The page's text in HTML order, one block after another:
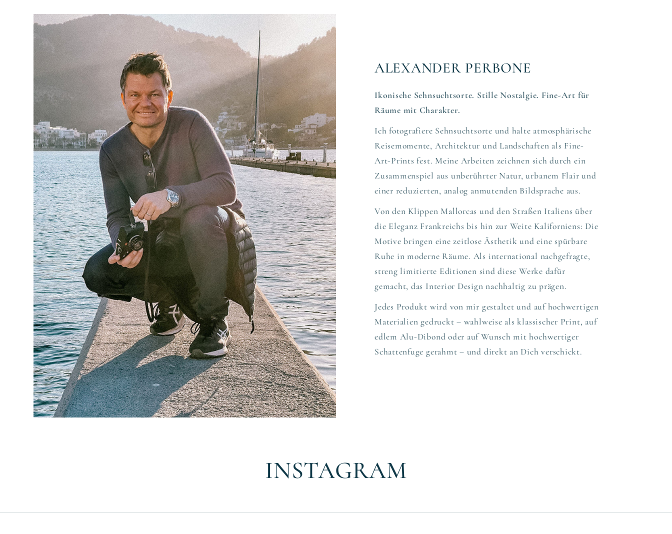
ALEXANDER PERBONE
Ikonische Sehnsuchtsorte. Stille Nostalgie. Fine-Art für
Räume mit Charakter.
Ich fotografiere Sehnsuchtsorte und halte atmosphärische
Reisemomente, Architektur und Landschaften als Fine-
Art-Prints fest. Meine Arbeiten zeichnen sich durch ein
Zusammenspiel aus unberührter Natur, urbanem Flair und
einer reduzierten, analog anmutenden Bildsprache aus.
Von den Klippen Mallorcas und den Straßen Italiens über
die Eleganz Frankreichs bis hin zur Weite Kaliforniens: Die
Motive bringen eine zeitlose Ästhetik und eine spürbare
Ruhe in moderne Räume. Als international nachgefragte,
streng limitierte Editionen sind diese Werke dafür
gemacht, das Interior Design nachhaltig zu prägen.
Jedes Produkt wird von mir gestaltet und auf hochwertigen
Materialien gedruckt – wahlweise als klassischer Print, auf
edlem Alu-Dibond oder auf Wunsch mit hochwertiger
Schattenfuge gerahmt – und direkt an Dich verschickt.
INSTAGRAM